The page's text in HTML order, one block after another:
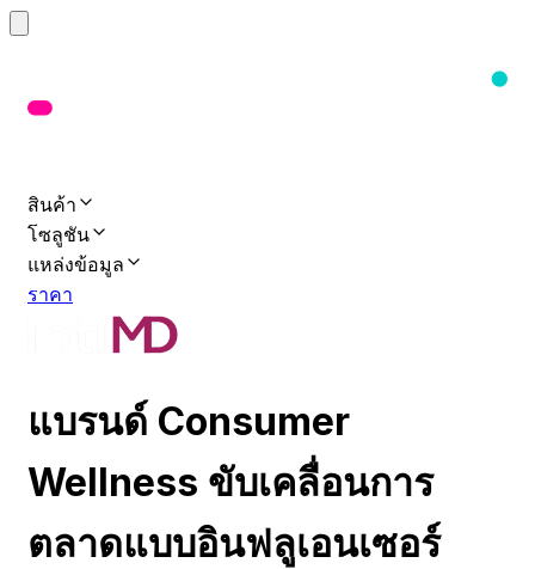
สินค้า
โซลูชัน
แหล่งข้อมูล
ราคา
แบรนด์ Consumer
Wellness ขับเคลื่อนการ
ตลาดแบบอินฟลูเอนเซอร์